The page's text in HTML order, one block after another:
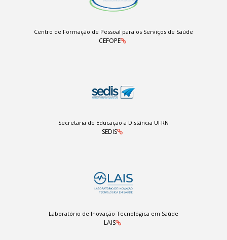
Centro de Formação de Pessoal para os Serviços de Saúde
CEFOPE
Secretaria de Educação a Distância UFRN
SEDIS
Laboratório de Inovação Tecnológica em Saúde
LAIS